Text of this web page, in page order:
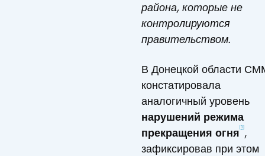
района, которые не
контролируются
правительством.
В Донецкой области
констатировала
аналогичный уровень
нарушений режима
прекращения огня [1]
,
зафиксировав при этом